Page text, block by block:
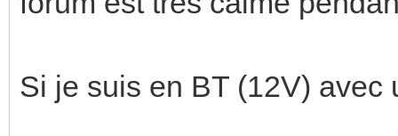
Si je suis en BT (12V) avec